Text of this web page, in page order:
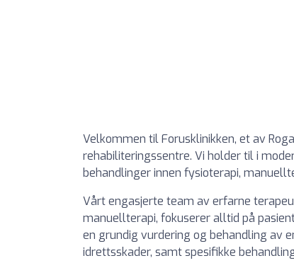
Velkommen til Forusklinikken, et av
rehabiliteringssentre. Vi holder til i
behandlinger innen fysioterapi,
Vårt engasjerte team av erfarne
manuellterapi, fokuserer alltid på
en grundig vurdering og behandling av
idrettsskader, samt spesifikke